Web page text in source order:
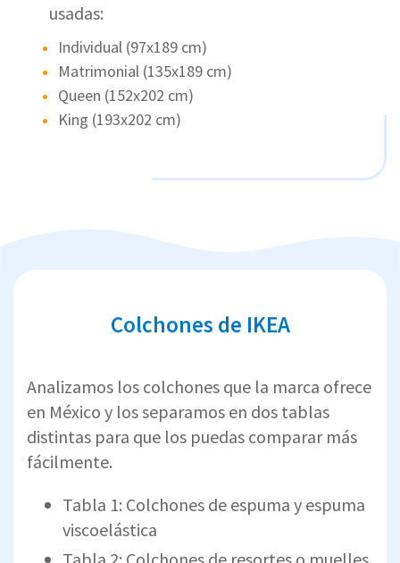
usadas:
Individual (97x189 cm)
Matrimonial (135x189 cm)
Queen (152x202 cm)
King (193x202 cm)
Colchones de IKEA
Analizamos los colchones que la marca ofrece
en México y los separamos en dos tablas
distintas para que los puedas comparar más
fácilmente.
Tabla 1: Colchones de espuma y espuma
viscoelástica